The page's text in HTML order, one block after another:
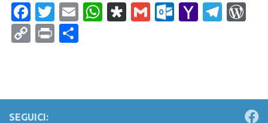
Facebook
Twitter
EmailWhatsApp
Diaspora
Gmail Yahoo
CopyPrint
SEGUICI: